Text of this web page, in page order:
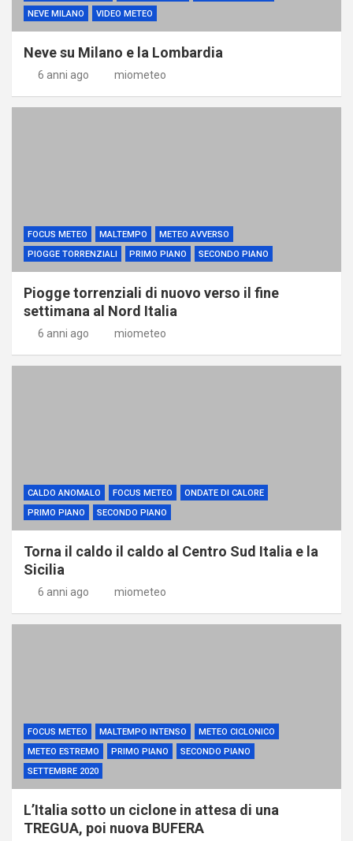
NEVE MILANO
VIDEO METEO
Neve su Milano e la Lombardia
6 anni ago miometeo
FOCUS METEO MALTEMPO
METEO AVVERSO
PIOGGE TORRENZIALI
PRIMO PIANO SECONDO PIANO
Piogge torrenziali di nuovo verso il fine
settimana al Nord Italia
6 anni ago miometeo
CALDO ANOMALO FOCUS METEO
ONDATE DI CALORE
PRIMO PIANO
SECONDO PIANO
Torna il caldo il caldo al Centro Sud Italia e la
Sicilia
6 anni ago miometeo
FOCUS METEO MALTEMPO INTENSO
METEO CICLONICO
METEO ESTREMO
PRIMO PIANO
SECONDO PIANO
SETTEMBRE 2020
L’Italia sotto un ciclone in attesa di una
TREGUA, poi nuova BUFERA